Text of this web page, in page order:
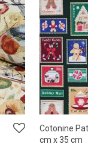
Cotonine
cm x 35 cm